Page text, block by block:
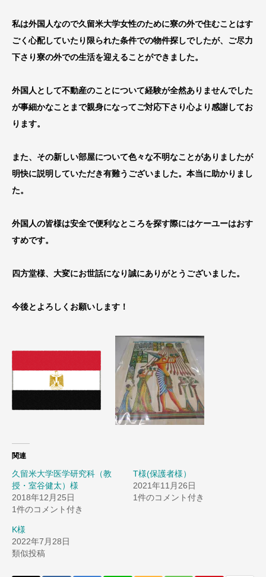
私は外国人なので久留米大学女性のために寮の外で住むことはす
ごく心配していたり限られた条件での物件探しでしたが、ご尽力
下さり寮の外での生活を迎えることができました。
外国人として不動産のことについて経験が全然ありませんでした
が事細かなことまで親身になってご対応下さり心より感謝してお
ります。
また、その新しい部屋について色々な不明なことがありましたが
明快に説明していただき有難うございました。本当に助かりまし
た。
外国人の皆様は安全で便利なところを探す際にはケーユーはおす
すめです。
四方堂様、大変にお世話になり誠にありがとうございました。
今後とよろしくお願いします！
関連
久留米大学医学研究科（教
授・室谷健太）様
2018年12月25日
1件のコメント付き
T様(保護者様）
2021年11月26日
1件のコメント付き
K様
2022年7月28日
類似投稿